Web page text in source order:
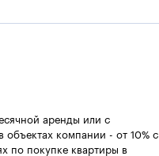
аренды или с
объектах компании - от 10% с
по покупке квартиры в